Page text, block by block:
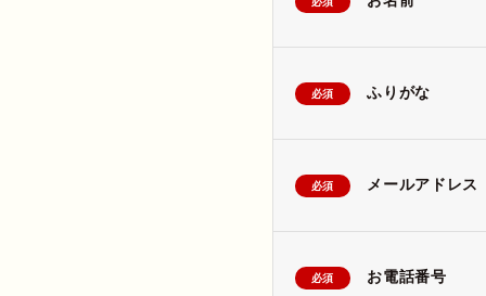
必須 ふりがな
必須 メールアドレス
必須 お電話番号